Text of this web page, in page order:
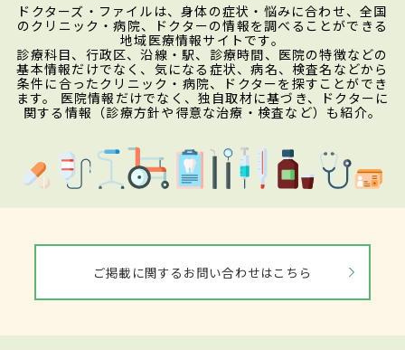
ドクターズ・ファイルは、身体の症状・悩みに合わせ、全国
のクリニック・病院、ドクターの情報を調べることができる
地域医療情報サイトです。
診療科目、行政区、沿線・駅、診療時間、医院の特徴などの
基本情報だけでなく、気になる症状、病名、検査名などから
条件に合ったクリニック・病院、ドクターを探すことができ
ます。 医院情報だけでなく、独自取材に基づき、ドクターに
関する情報（診療方針や得意な治療・検査など）も紹介。
ご掲載に関するお問い合わせはこちら